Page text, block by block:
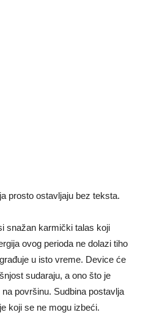
prosto ostavljaju bez teksta.
snažan karmički talas koji
ovog perioda ne dolazi tiho
u isto vreme. Device će
sudaraju, a ono što je
površinu. Sudbina postavlja
koji se ne mogu izbeći.